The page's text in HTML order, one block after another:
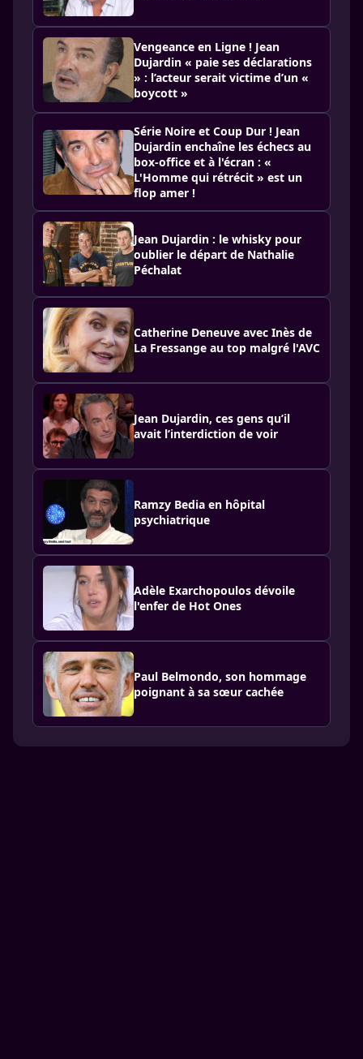
Vengeance en Ligne ! Jean
Dujardin « paie ses déclarations
» : l’acteur serait victime d’un «
boycott »
Série Noire et Coup Dur ! Jean
Dujardin enchaîne les échecs au
box-office et à l'écran : «
L'Homme qui rétrécit » est un
flop amer !
Jean Dujardin : le whisky pour
oublier le départ de Nathalie
Péchalat
Catherine Deneuve avec Inès de
La Fressange au top malgré l'AVC
Jean Dujardin, ces gens qu’il
avait l’interdiction de voir
Ramzy Bedia en hôpital
psychiatrique
Adèle Exarchopoulos dévoile
l'enfer de Hot Ones
Paul Belmondo, son hommage
poignant à sa sœur cachée